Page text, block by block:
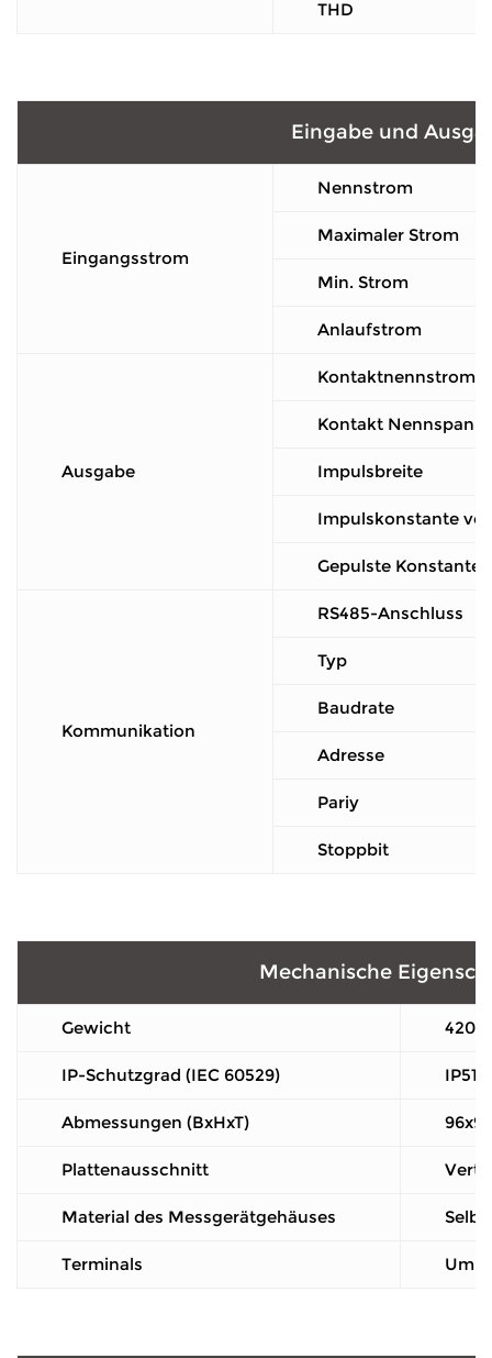
THD
Eingabe und
Eingangsstrom
Nennstrom
Maximaler Strom
Min. Strom
Anlaufstrom
Ausgabe
Kontaktnennstrom
Kontakt
Impulsbreite
Impulskonstante
Gepulste Konstante
Kommunikation
RS485-Anschluss
Typ
Baudrate
Adresse
Pariy
Stoppbit
Mechanische
Gewicht 420g
IP-Schutzgrad (IEC 60529)
Abmessungen (BxHxT)
Plattenausschnitt
Material des Messgerätgehäuses
Terminals